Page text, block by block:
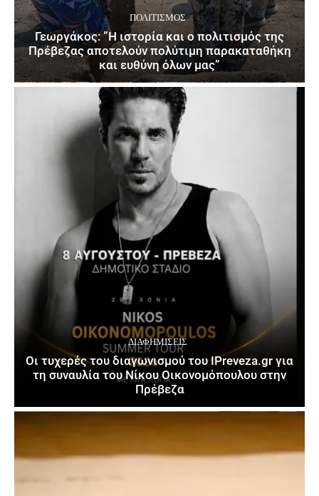
ΠΟΛΙΤΙΣΜΌΣ
Γεωργάκος: ”Η ιστορία και ο πολιτισμός της
Πρέβεζας αποτελούν πολύτιμη παρακαταθήκη
και ευθύνη όλων μας”
ΔΙΑΦΗΜΊΣΕΙΣ
Οι τυχερές του διαγωνισμού του IPreveza.gr για
τη συναυλία του Νίκου Οικονομόπουλου στην
Πρέβεζα